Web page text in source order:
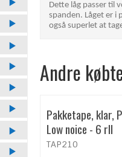
Dette låg passer til
spanden. Låget er i
også superlet at
Andre
Pakketape, klar,
Low noice - 6 rll
TAP210